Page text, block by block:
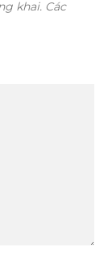
khai. Các